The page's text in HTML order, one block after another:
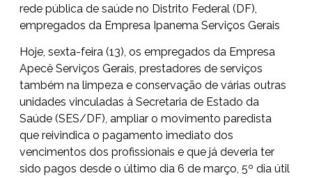
rede pública de saúde no Distrito Federal (DF),
empregados da Empresa Ipanema Serviços Gerais
Hoje, sexta-feira (13), os empregados da Empresa
Apecê Serviços Gerais, prestadores de serviços
também na limpeza e conservação de várias outras
unidades vinculadas à Secretaria de Estado da
Saúde (SES/DF), ampliar o movimento paredista
que reivindica o pagamento imediato dos
vencimentos dos profissionais e que já deveria ter
sido pagos desde o último dia 6 de março, 5º dia útil